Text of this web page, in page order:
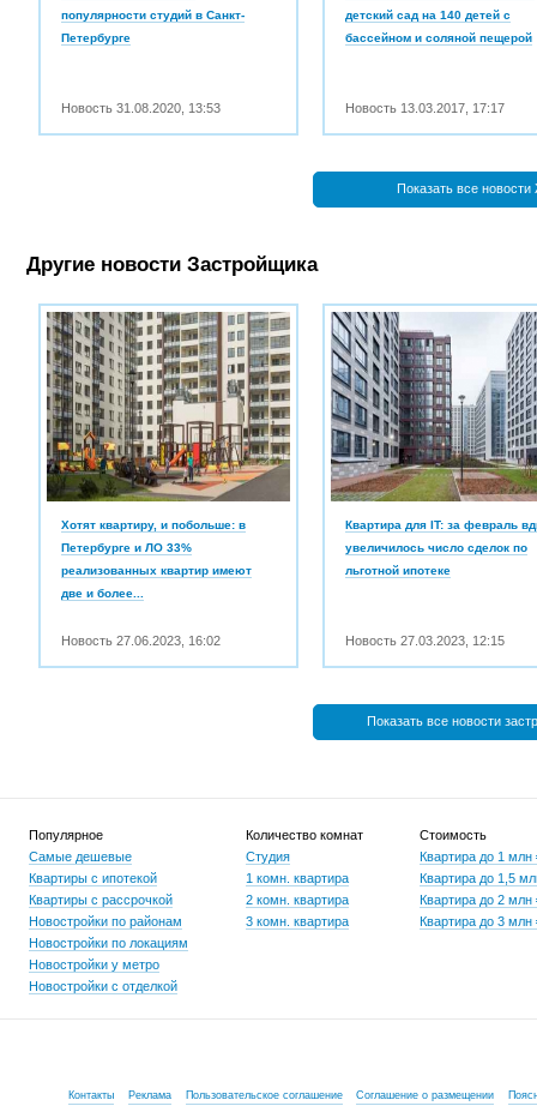
популярности студий в Санкт-
Петербурге
Новость31.08.2020 13:53
детский сад на 140 детей с
бассейном и соляной пещерой
Новость 13.03.2017 17:17
Показать все
Другие новости Застройщика
Хотят квартиру, и побольше: в
Петербурге и ЛО 33%
реализованных квартир имеют
две и более...
Новость27.06.2023 16:02
Квартира для IT: за февраль
увеличилось число сделок по
льготной ипотеке
Новость27.03.2023 12:15
Показать все новости
Популярное
Самые дешевые
Квартиры с ипотекой
Квартиры с рассрочкой
Новостройки по районам
Новостройки по локациям
Новостройки у метро
Новостройки с отделкой
Количество комнат
Студия
1 комн. квартира
2 комн. квартира
3 комн. квартира
Стоимость
Квартира до 1 млн
Квартира до 1,5
Квартира до 2 млн
Квартира до 3 млн
Контакты Реклама Пользовательское соглашение Соглашение о размещении